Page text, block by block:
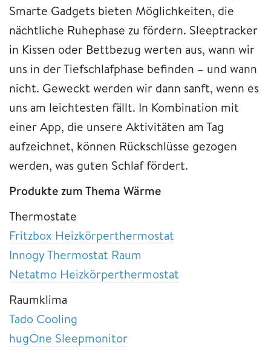
Smarte Gadgets bieten Möglichkeiten, die
nächtliche Ruhephase zu fördern. Sleeptracker
in Kissen oder Bettbezug werten aus, wann wir
uns in der Tiefschlafphase befinden – und wann
nicht. Geweckt werden wir dann sanft, wenn es
uns am leichtesten fällt. In Kombination mit
einer App, die unsere Aktivitäten am Tag
aufzeichnet, können Rückschlüsse gezogen
werden, was guten Schlaf fördert.
Produkte zum Thema Wärme
Thermostate
Fritzbox Heizkörperthermostat
Innogy Thermostat Raum
Netatmo Heizkörperthermostat
Raumklima
Tado Cooling
hugOne Sleepmonitor